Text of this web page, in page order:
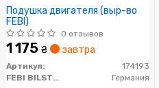
Подушка двигателя (выр-во
FEBI)
0 отзывов
1 175 ₴ завтра
Артикул:
174193
FEBI BILSTEIN
Германия